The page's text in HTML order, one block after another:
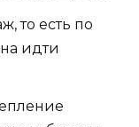
то есть по
идти